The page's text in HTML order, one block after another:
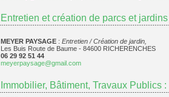
Entretien et création de parcs et jardins
MEYER PAYSAGE : Entretien / Création de jardin,
Les Buis Route de Baume - 84600 RICHERENCHES
06 29 92 51 44
meyerpaysage@gmail.com
Immobilier, Bâtiment, Travaux Publics :